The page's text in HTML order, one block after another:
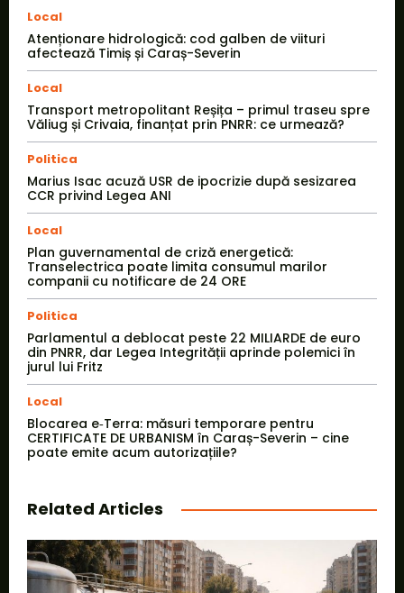
Local
Atenționare hidrologică: cod galben de viituri
afectează Timiș și Caraș-Severin
Local
Transport metropolitant Reșița – primul traseu spre
Văliug și Crivaia, finanțat prin PNRR: ce urmează?
Politica
Marius Isac acuză USR de ipocrizie după sesizarea
CCR privind Legea ANI
Local
Plan guvernamental de criză energetică:
Transelectrica poate limita consumul marilor
companii cu notificare de 24 ORE
Politica
Parlamentul a deblocat peste 22 MILIARDE de euro
din PNRR, dar Legea Integrității aprinde polemici în
jurul lui Fritz
Local
Blocarea e‑Terra: măsuri temporare pentru
CERTIFICATE DE URBANISM în Caraș-Severin – cine
poate emite acum autorizațiile?
Related Articles